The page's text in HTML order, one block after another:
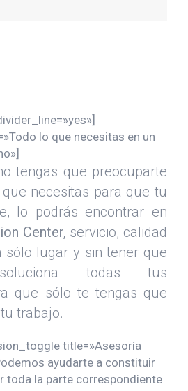
lo que necesitas en un
tengas que preocuparte
necesitas para que tu
lo podrás encontrar en
Center, servicio, calidad
sólo lugar y sin tener que
soluciona todas tus
que sólo te tengas que
trabajo.
title=»Asesoría
ayudarte a constituir
toda la parte correspondiente